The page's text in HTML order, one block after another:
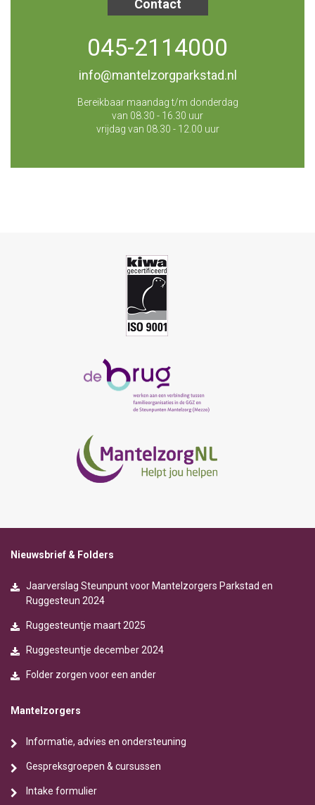
Contact
045-2114000
info@mantelzorgparkstad.nl
Bereikbaar maandag t/m donderdag
van 08.30 - 16.30 uur
vrijdag van 08.30 - 12.00 uur
Nieuwsbrief & Folders
Jaarverslag Steunpunt voor Mantelzorgers Parkstad en
Ruggesteun 2024
Ruggesteuntje maart 2025
Ruggesteuntje december 2024
Folder zorgen voor een ander
Mantelzorgers
Informatie, advies en ondersteuning
Gespreksgroepen & cursussen
Intake formulier